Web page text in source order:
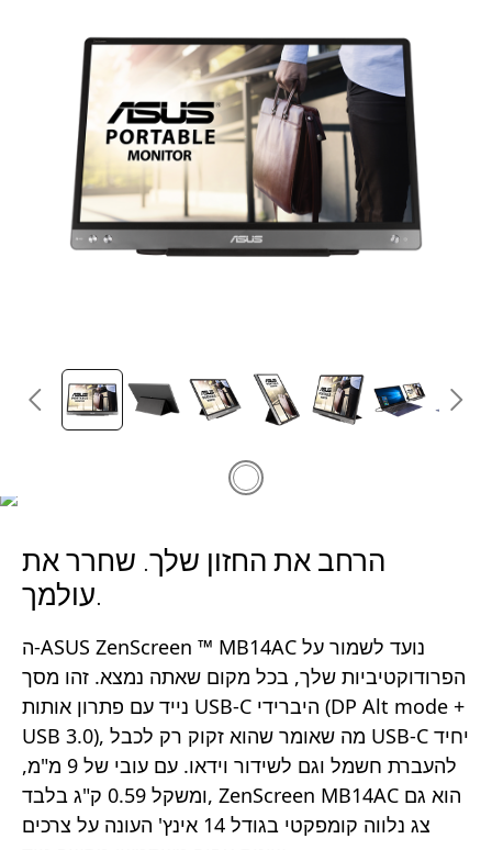
הרחב את החזון שלך. שחרר את
עולמך.
ה-ASUS ZenScreen ™ MB14AC נועד לשמור על
הפרודוקטיביות שלך, בכל מקום שאתה נמצא. זהו מסך
נייד עם פתרון אותות USB-C היברידי (DP Alt mode +
USB 3.0), מה שאומר שהוא זקוק רק לכבל USB-C יחיד
להעברת חשמל וגם לשידור וידאו. עם עובי של 9 מ"מ,
ומשקל 0.59 ק"ג בלבד, ZenScreen MB14AC הוא גם
צג נלווה קומפקטי בגודל 14 אינץ' העונה על צרכים